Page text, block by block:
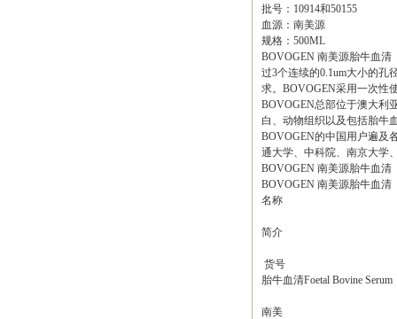
批号：10914和50155
血源：南美源
规格：500ML
BOVOGEN 南美源胎牛血清
过3个连续的0.1um大小的孔
求。BOVOGEN采用一次性
BOVOGEN总部位于澳大利
白、动物组织以及包括胎牛
BOVOGEN的中国用户遍及
通大学、中科院、南京大学
BOVOGEN 南美源胎牛血
BOVOGEN 南美源胎牛血清
名称
简介
货号
胎牛血清Foetal Bovine Serum
南美